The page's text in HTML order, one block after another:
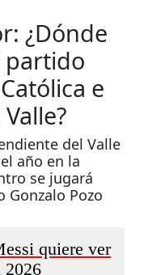
¿Dónde
partido
e
del Valle
año en la
se jugará
Gonzalo Pozo
quiere ver
2026